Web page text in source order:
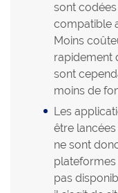
sont
compatible
Moins
rapidement
sont
moins de
Les
être
ne sont
plateformes
pas